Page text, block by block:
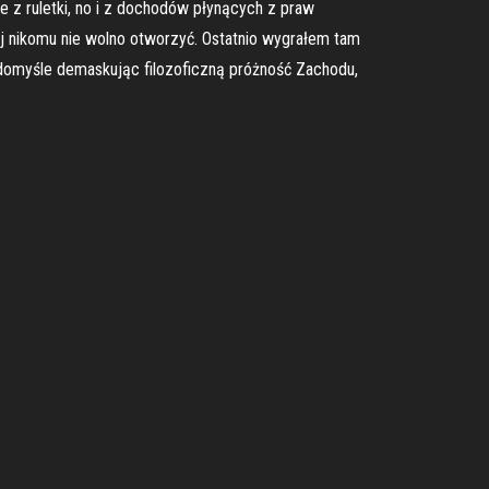
z ruletki, no i z dochodów płynących z praw
nie wolno otworzyć. Ostatnio wygrałem tam
demaskując filozoficzną próżność Zachodu,